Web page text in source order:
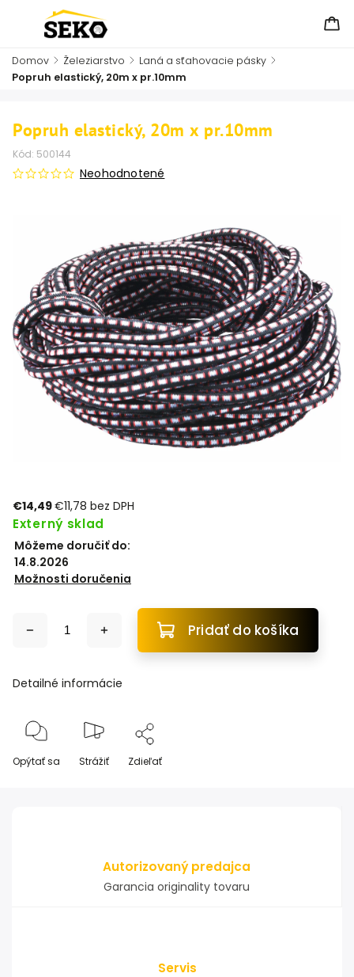
Domov / Železiarstvo / Laná a sťahovacie pásky /
Popruh elastický, 20m x pr.10mm
Popruh elastický, 20m x pr.10mm
Kód: 500144
Neohodnotené
€14,49€11,78 bez DPH
Externý sklad
Môžeme doručiť do:
14.8.2026
Možnosti doručenia
Pridať do košíka
Detailné informácie
Opýtať sa Strážiť Zdieľať
Autorizovaný predajca
Garancia originality tovaru
Servis